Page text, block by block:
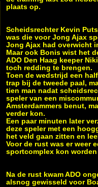
plaats op.
Scheidsrechter Kevin
was die voor Jong Ajax
Jong Ajax had overwicht
Maar ook Bonis wist het
ADO Den Haag keeper
toch redding te brengen.
Toen de wedstrijd een
trap bij de tweede paal,
tien man nadat
speler van een
Amsterdammers benut,
verder kon.
Een paar minuten later
deze speler met een
het veld gaan zitten en
Voor de rust was er weer
sportcomplex kon
Na de rust kwam ADO
alsnog gewisseld voor